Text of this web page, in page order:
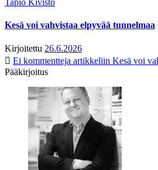
Tapio Kivistö
Kesä voi vahvistaa elpyvää tunnelmaa
Kirjoitettu 26.6.2026
Ei kommentteja artikkeliin Kesä voi
Pääkirjoitus